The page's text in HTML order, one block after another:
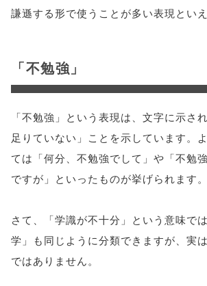
謙遜する形で使うことが多い表現といえ
「不勉強」
「不勉強」という表現は、文字に示さ
足りていない」ことを示しています。
ては「何分、不勉強でして」や「不勉
ですが」といったものが挙げられます。
さて、「学識が不十分」という意味で
学」も同じように分類できますが、実
ではありません。